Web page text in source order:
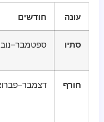
עונה חודשים
סתיו
חורף